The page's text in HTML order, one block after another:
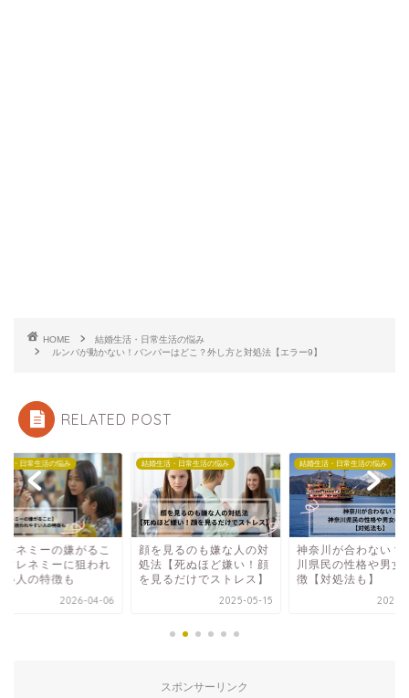
HOME
結婚生活・日常生活の悩み
ルンバが動かない！バンパーはどこ？外し方と対処法【エラー9】
RELATED POST
活・日常生活の悩み
レネミーの嫌がるこ
フレネミーに狙われ
い人の特徴も
2026-04-06
結婚生活・日常生活の悩み
顔を見るのも嫌な人の対
処法【死ぬほど嫌い！顔
を見るだけでストレス】
2025-05-15
結婚生活・日常生活の悩み
神奈川が合わない？
川県民の性格や男女
徴【対処法も】
2025-
スポンサーリンク